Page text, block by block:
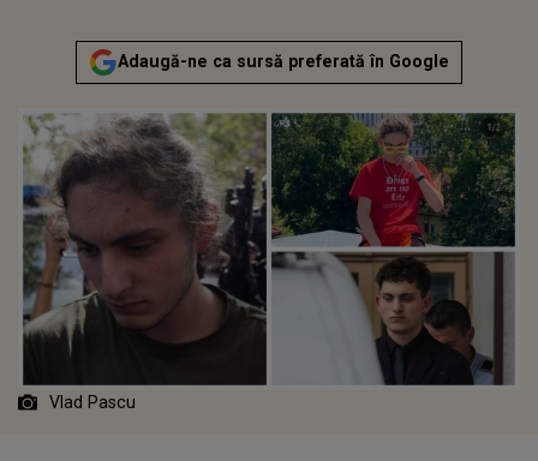
Adaugă-ne ca sursă preferată în Google
Vlad Pascu